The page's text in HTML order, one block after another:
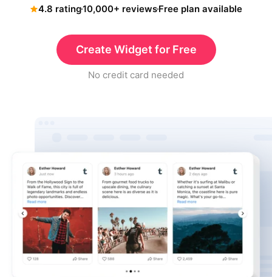
4.8 rating10,000+ reviewsFree plan available
Create Widget for Free
No credit card needed